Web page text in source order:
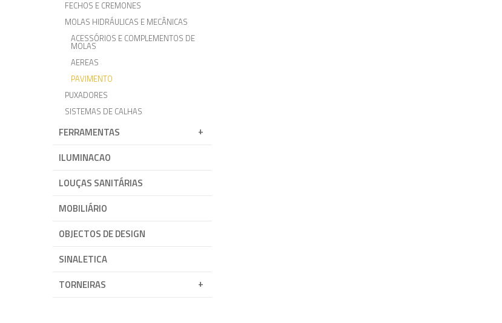
FECHOS E CREMONES
MOLAS HIDRÁULICAS E MECÂNICAS
ACESSÓRIOS E COMPLEMENTOS DE
MOLAS
AEREAS
PAVIMENTO
PUXADORES
SISTEMAS DE CALHAS
FERRAMENTAS
ILUMINACAO
LOUÇAS SANITÁRIAS
MOBILIÁRIO
OBJECTOS DE DESIGN
SINALETICA
TORNEIRAS